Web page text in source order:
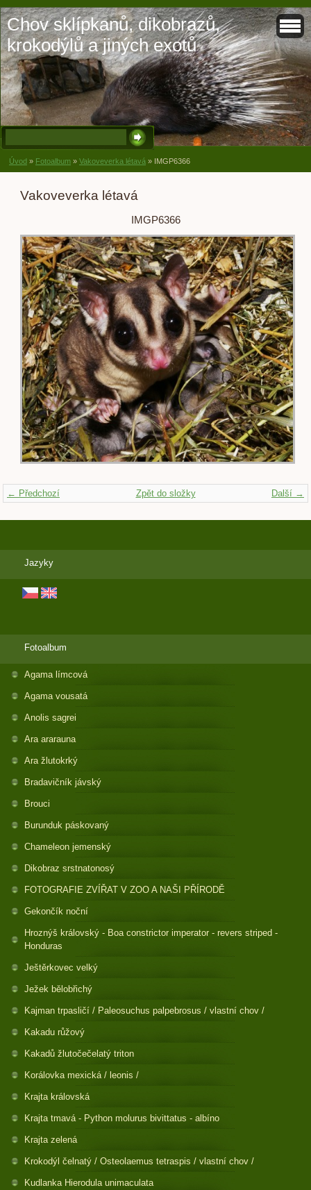
Chov sklípkanů, dikobrazů,
krokodýlů a jiných exotů
Úvod » Fotoalbum » Vakoveverka létavá » IMGP6366
Vakoveverka létavá
IMGP6366
← Předchozí Další →
Zpět do složky
Jazyky
Fotoalbum
Agama límcová
Agama vousatá
Anolis sagrei
Ara ararauna
Ara žlutokrký
Bradavičník jávský
Brouci
Burunduk páskovaný
Chameleon jemenský
Dikobraz srstnatonosý
FOTOGRAFIE ZVÍŘAT V ZOO A NAŠI PŘÍRODĚ
Gekončík noční
Hroznýš královský - Boa constrictor imperator - revers striped -
Honduras
Ještěrkovec velký
Ježek bělobřichý
Kajman trpasličí / Paleosuchus palpebrosus / vlastní chov /
Kakadu růžový
Kakadů žlutočečelatý triton
Korálovka mexická / leonis /
Krajta královská
Krajta tmavá - Python molurus bivittatus - albíno
Krajta zelená
Krokodýl čelnatý / Osteolaemus tetraspis / vlastní chov /
Kudlanka Hierodula unimaculata